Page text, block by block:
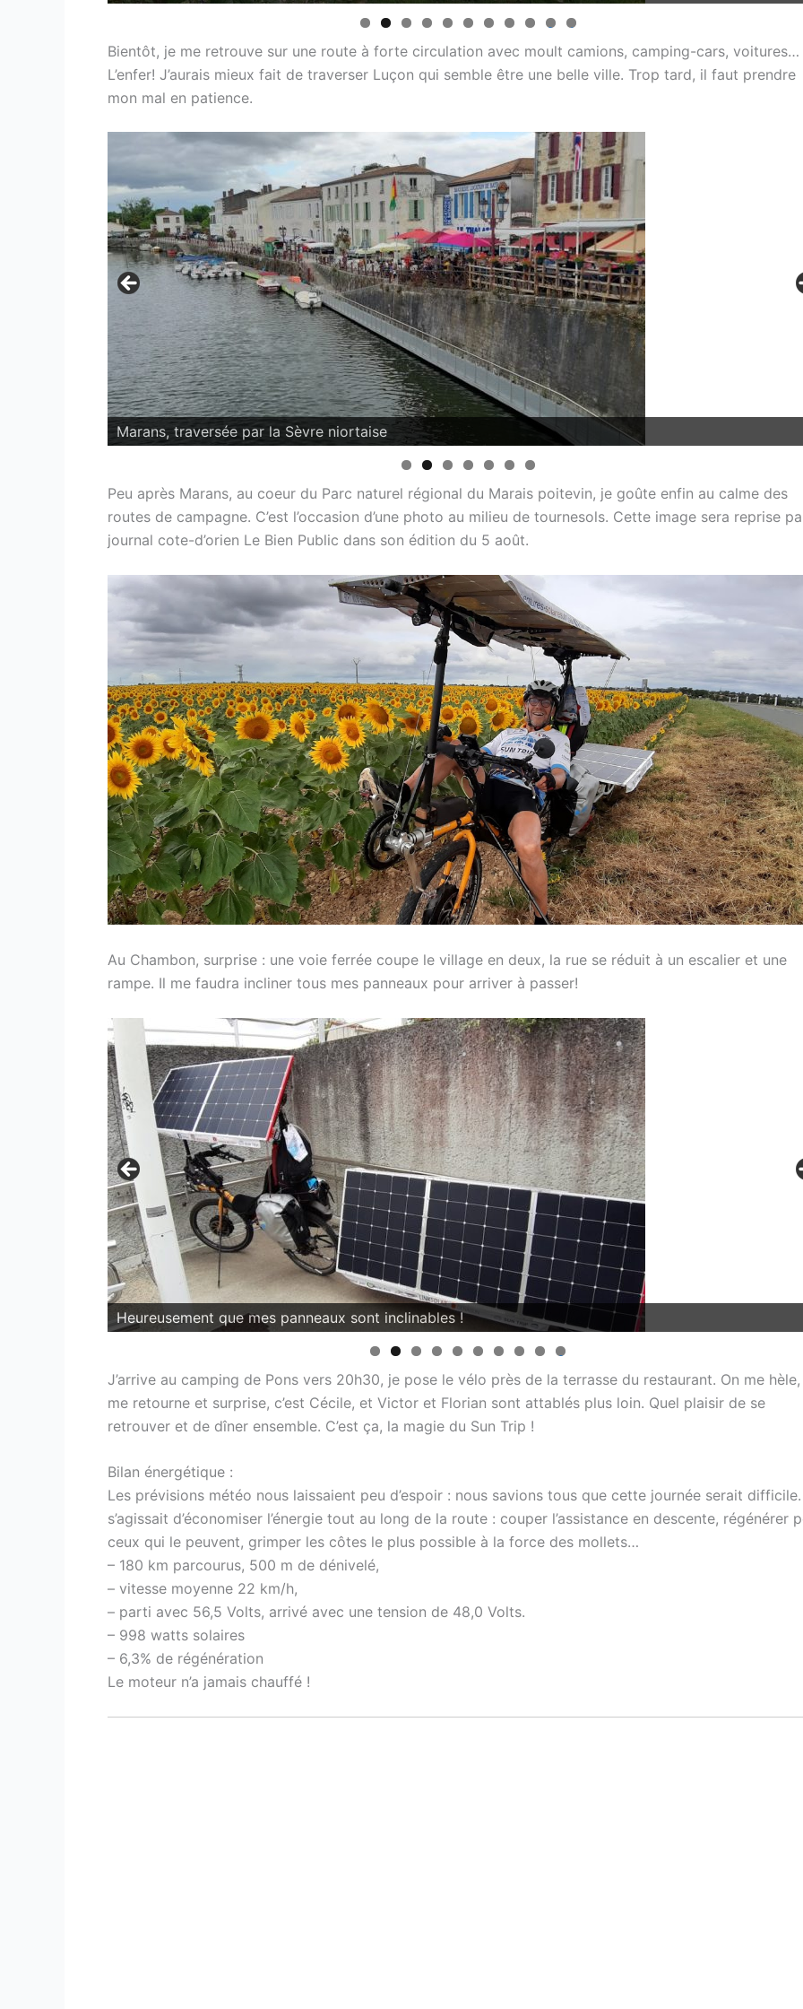
0
1
Bientôt, je me retrouve sur une route à forte circulation avec moult camions, camping-cars, voitures…
L’enfer! J’aurais mieux fait de traverser Luçon qui semble être une belle ville. Trop tard, il faut prendre
mon mal en patience.
Marans, traversée par la Sèvre niortaise
Une habitante se plaint de l’afflux de touristes
Peu après Marans, au coeur du Parc naturel régional du Marais poitevin, je goûte enfin au calme des
routes de campagne. C’est l’occasion d’une photo au milieu de tournesols. Cette image sera reprise
journal cote-d’orien Le Bien Public dans son édition du 5 août.
Au Chambon, surprise : une voie ferrée coupe le village en deux, la rue se réduit à un escalier et une
rampe. Il me faudra incliner tous mes panneaux pour arriver à passer!
Heureusement que mes panneaux sont inclinables !
En Charente-Maritime, l'ambiance change...
0
J’arrive au camping de Pons vers 20h30, je pose le vélo près de la terrasse du restaurant. On me
me retourne et surprise, c’est Cécile, et Victor et Florian sont attablés plus loin. Quel plaisir de se
retrouver et de dîner ensemble. C’est ça, la magie du Sun Trip !
Bilan énergétique :
Les prévisions météo nous laissaient peu d’espoir : nous savions tous que cette journée serait
s’agissait d’économiser l’énergie tout au long de la route : couper l’assistance en descente, régénérer
ceux qui le peuvent, grimper les côtes le plus possible à la force des mollets…
– 180 km parcourus, 500 m de dénivelé,
– vitesse moyenne 22 km/h,
– parti avec 56,5 Volts, arrivé avec une tension de 48,0 Volts.
– 998 watts solaires
– 6,3% de régénération
Le moteur n’a jamais chauffé !